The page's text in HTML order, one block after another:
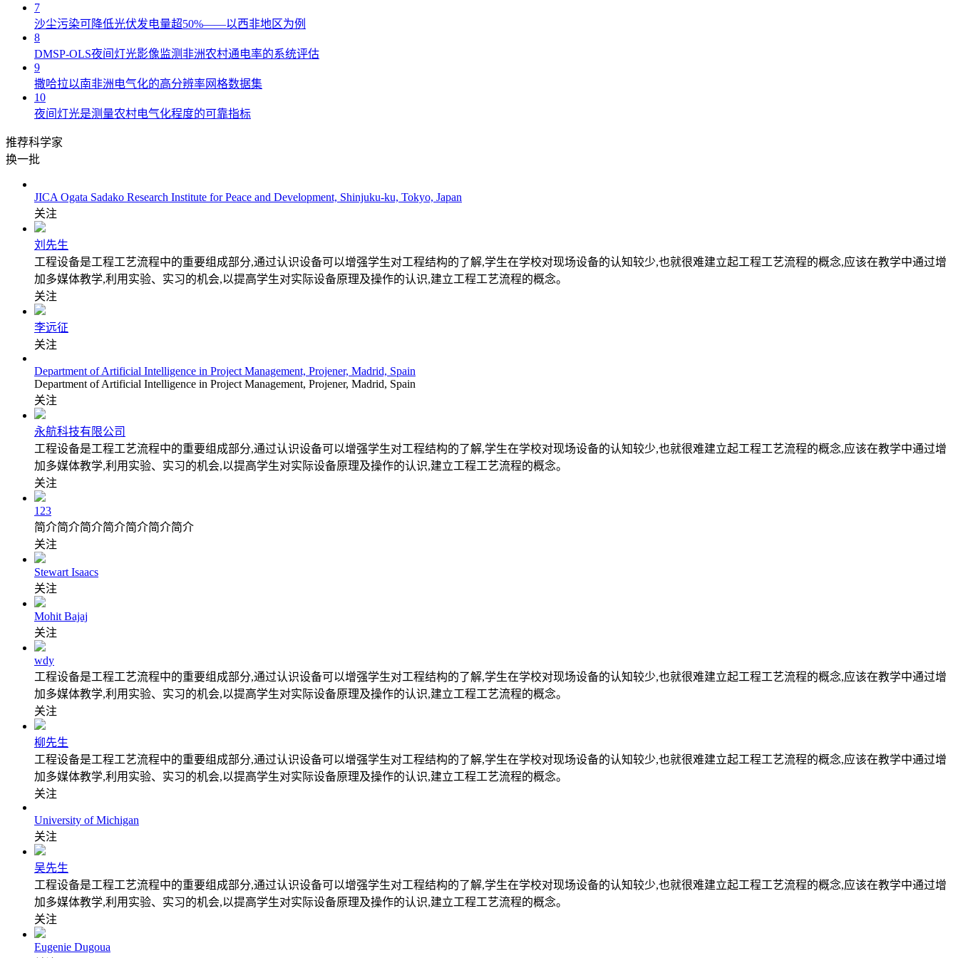
7
沙尘污染可降低光伏发电量超50%——以西非地区为例
8
DMSP-OLS夜间灯光影像监测非洲农村通电率的系统评估
9
撒哈拉以南非洲电气化的高分辨率网格数据集
10
夜间灯光是测量农村电气化程度的可靠指标
推荐科学家
换一批
JICA Ogata Sadako Research Institute for Peace and Development, Shinjuku-ku, Tokyo, Japan
关注
刘先生
工程设备是工程工艺流程中的重要组成部分,通过认识设备可以增强学生对工程结构的了解,学生在学校对现场设备的认知较少,也就很难建立起工程工艺流程的概念,应该在教学中通过增
加多媒体教学,利用实验、实习的机会,以提高学生对实际设备原理及操作的认识,建立工程工艺流程的概念。
关注
李远征
关注
Department of Artificial Intelligence in Project Management, Projener, Madrid, Spain
Department of Artificial Intelligence in Project Management, Projener, Madrid, Spain
关注
永航科技有限公司
工程设备是工程工艺流程中的重要组成部分,通过认识设备可以增强学生对工程结构的了解,学生在学校对现场设备的认知较少,也就很难建立起工程工艺流程的概念,应该在教学中通过增
加多媒体教学,利用实验、实习的机会,以提高学生对实际设备原理及操作的认识,建立工程工艺流程的概念。
关注
123
简介简介简介简介简介简介简介
关注
Stewart Isaacs
关注
Mohit Bajaj
关注
wdy
工程设备是工程工艺流程中的重要组成部分,通过认识设备可以增强学生对工程结构的了解,学生在学校对现场设备的认知较少,也就很难建立起工程工艺流程的概念,应该在教学中通过增
加多媒体教学,利用实验、实习的机会,以提高学生对实际设备原理及操作的认识,建立工程工艺流程的概念。
关注
柳先生
工程设备是工程工艺流程中的重要组成部分,通过认识设备可以增强学生对工程结构的了解,学生在学校对现场设备的认知较少,也就很难建立起工程工艺流程的概念,应该在教学中通过增
加多媒体教学,利用实验、实习的机会,以提高学生对实际设备原理及操作的认识,建立工程工艺流程的概念。
关注
University of Michigan
关注
吴先生
工程设备是工程工艺流程中的重要组成部分,通过认识设备可以增强学生对工程结构的了解,学生在学校对现场设备的认知较少,也就很难建立起工程工艺流程的概念,应该在教学中通过增
加多媒体教学,利用实验、实习的机会,以提高学生对实际设备原理及操作的认识,建立工程工艺流程的概念。
关注
Eugenie Dugoua